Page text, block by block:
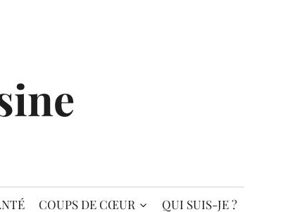
COUPS DE CŒUR QUI SUIS-JE ?